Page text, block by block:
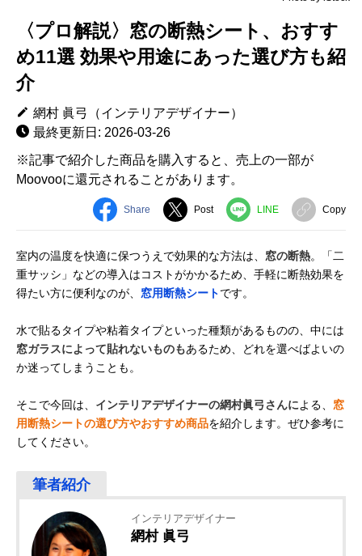
〈プロ解説〉窓の断熱シート、おすす
め11選 効果や用途にあった選び方も紹
介
網村 眞弓（インテリアデザイナー）
最終更新日: 2026-03-26
※記事で紹介した商品を購入すると、売上の一部が
Moovooに還元されることがあります。
Share Post LINE Copy
室内の温度を快適に保つうえで効果的な方法は、 窓の断熱。「二
重サッシ」などの導入はコストがかかるため、手軽に断熱効果を
得たい方に便利なのが、 窓用断熱シートです。
水で貼るタイプや粘着タイプといった種類があるものの、中には
窓ガラスによって貼れないものもあるため、どれを選べばよいの
か迷ってしまうことも。
そこで今回は、 インテリアデザイナーの網村眞弓さんによる、 窓
用断熱シートの選び方やおすすめ商品を紹介します。ぜひ参考に
してください。
インテリアデザイナー
網村 眞弓